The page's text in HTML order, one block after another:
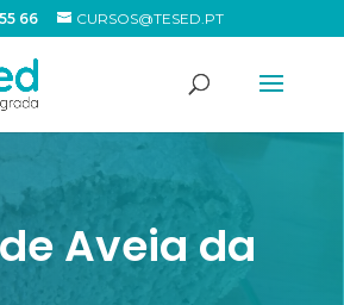
66 CURSOS@TESED.PT
Aveia da